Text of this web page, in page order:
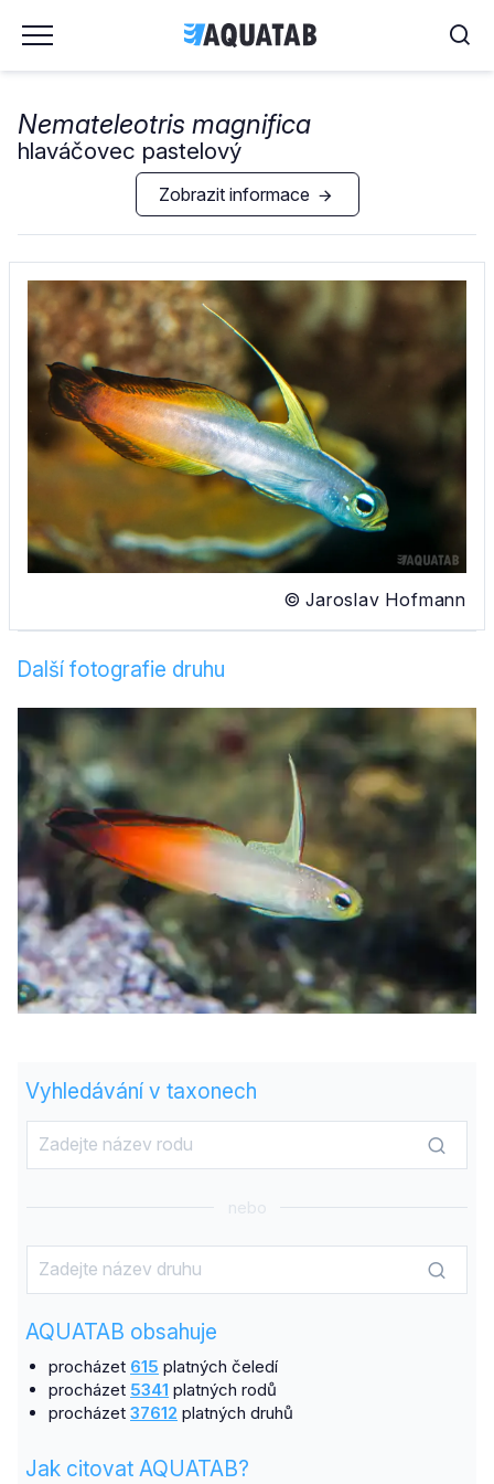
Nemateleotris magnifica
hlaváčovec pastelový
Zobrazit informace
© Jaroslav Hofmann
Další fotografie druhu
Vyhledávání v taxonech
nebo
AQUATAB obsahuje
procházet 615 platných čeledí
procházet 5341 platných rodů
procházet 37612 platných druhů
Jak citovat AQUATAB?